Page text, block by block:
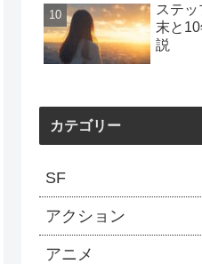
ステ
末と
説
カテゴリー
SF
アクション
アニメ